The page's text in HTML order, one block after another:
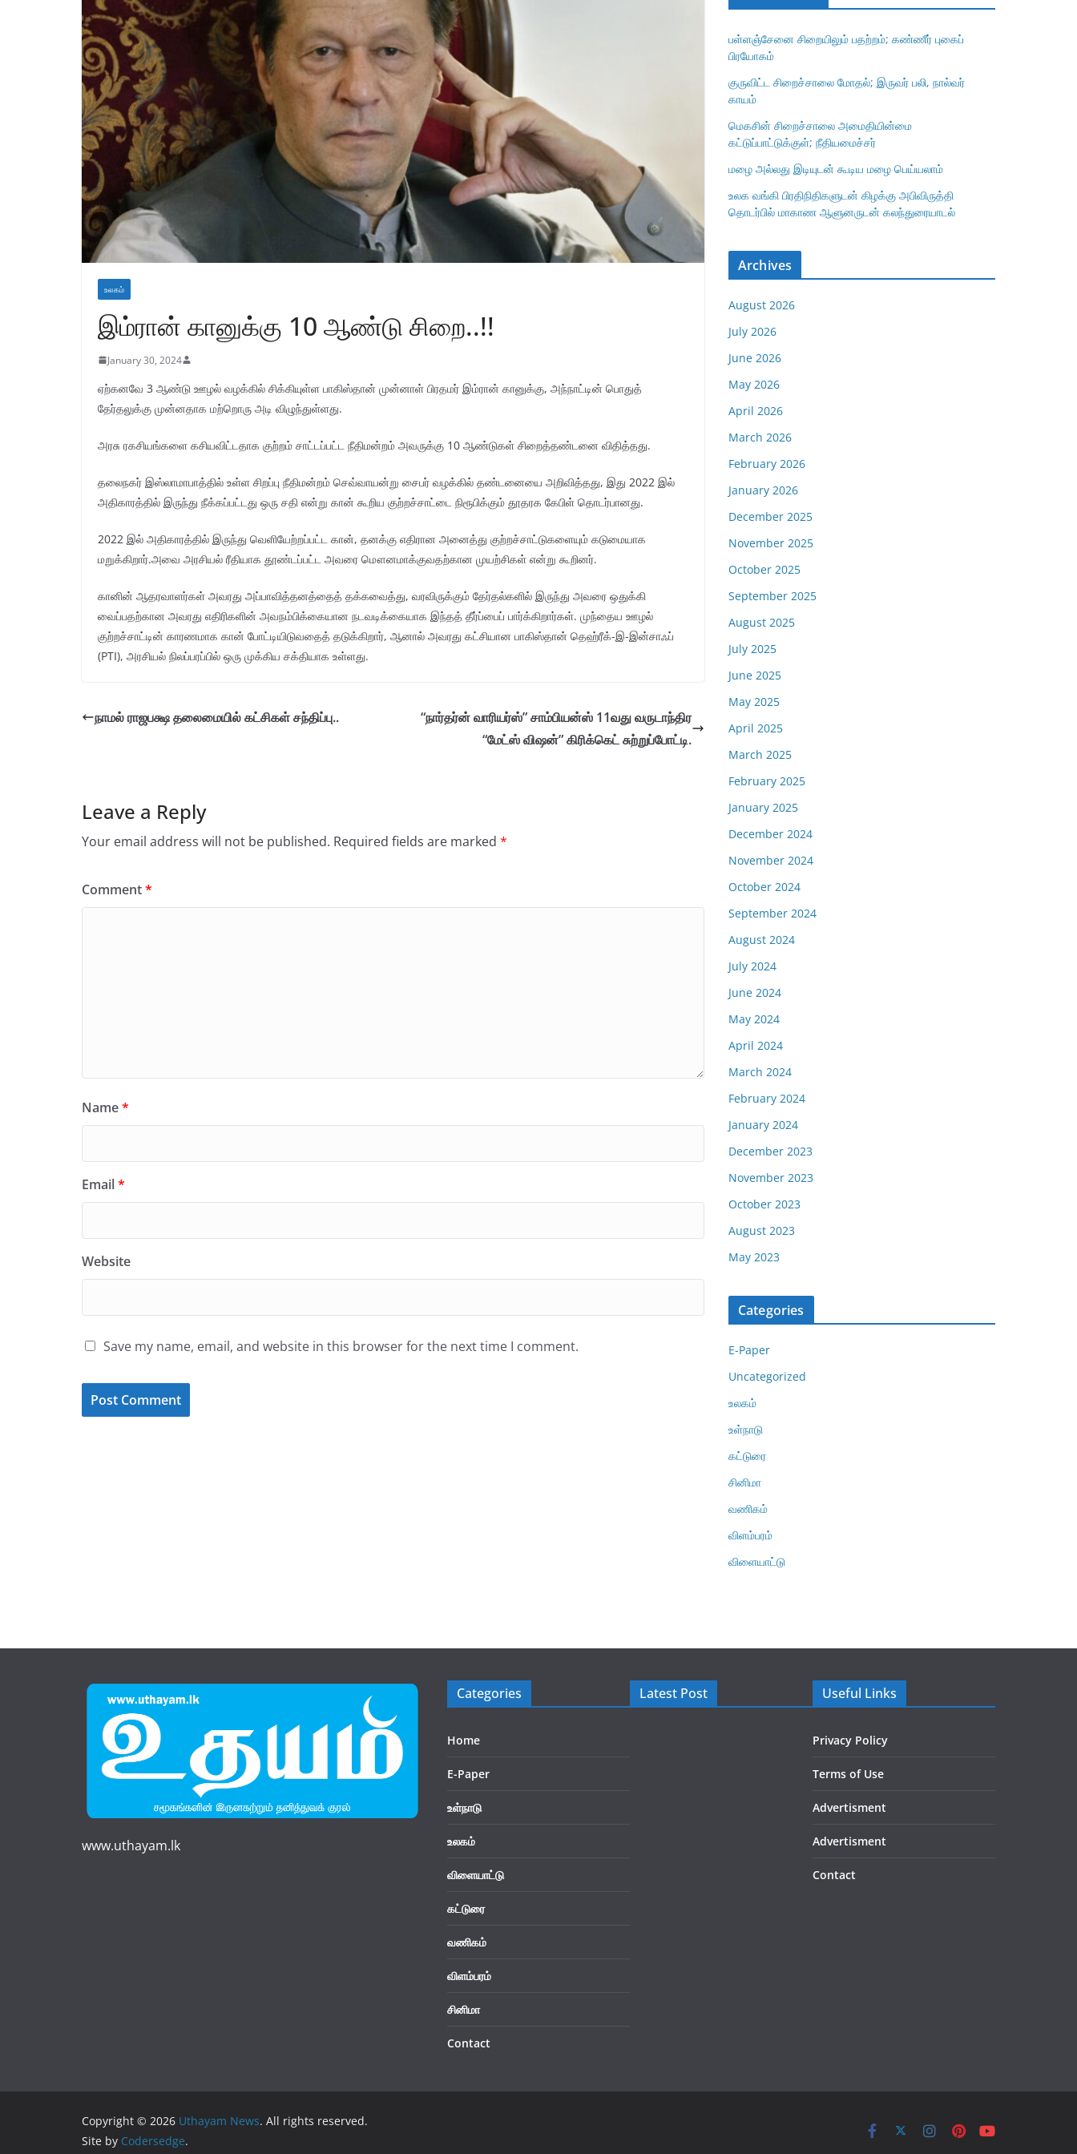
உலகம்
இம்ரான் கானுக்கு 10 ஆண்டு சிறை..!!
January 30, 2024
ஏற்கனவே 3 ஆண்டு ஊழல் வழக்கில் சிக்கியுள்ள பாகிஸ்தான் முன்னாள் பிரதமர் இம்ரான் கானுக்கு, அந்நாட்டின் பொதுத்
தேர்தலுக்கு முன்னதாக மற்றொரு அடி விழுந்துள்ளது.
அரசு ரகசியங்களை கசியவிட்டதாக குற்றம் சாட்டப்பட்ட நீதிமன்றம் அவருக்கு 10 ஆண்டுகள் சிறைத்தண்டனை விதித்தது.
தலைநகர் இஸ்லாமாபாத்தில் உள்ள சிறப்பு நீதிமன்றம் செவ்வாயன்று சைபர் வழக்கில் தண்டனையை அறிவித்தது, இது 2022 இல்
அதிகாரத்தில் இருந்து நீக்கப்பட்டது ஒரு சதி என்று கான் கூறிய குற்றச்சாட்டை நிரூபிக்கும் தூதரக கேபிள் தொடர்பானது.
2022 இல் அதிகாரத்தில் இருந்து வெளியேற்றப்பட்ட கான், தனக்கு எதிரான அனைத்து குற்றச்சாட்டுகளையும் கடுமையாக
மறுக்கிறார்.அவை அரசியல் ரீதியாக தூண்டப்பட்ட அவரை மௌனமாக்குவதற்கான முயற்சிகள் என்று கூறினர்.
கானின் ஆதரவாளர்கள் அவரது அப்பாவித்தனத்தைத் தக்கவைத்து, வரவிருக்கும் தேர்தல்களில் இருந்து அவரை ஒதுக்கி
வைப்பதற்கான அவரது எதிரிகளின் அவநம்பிக்கையான நடவடிக்கையாக இந்தத் தீர்ப்பைப் பார்க்கிறார்கள். முந்தைய ஊழல்
குற்றச்சாட்டின் காரணமாக கான் போட்டியிடுவதைத் தடுக்கிறார், ஆனால் அவரது கட்சியான பாகிஸ்தான் தெஹ்ரீக்-இ-இன்சாஃப்
(PTI), அரசியல் நிலப்பரப்பில் ஒரு முக்கிய சக்தியாக உள்ளது.
நாம‌ல் ராஜ‌ப‌க்ஷ‌ த‌லைமையில் க‌ட்சிக‌ள் ச‌ந்திப்பு..
“நார்தர்ன் வாரியர்ஸ்” சாம்பியன்ஸ் 11வது வருடாந்திர
“மேட்ஸ் விஷன்” கிரிக்கெட் சுற்றுப்போட்டி.
Leave a Reply
Your email address will not be published. Required fields are marked *
Comment*
Name*
Email*
Website
Save my name, email, and website in this browser for the next time I comment.
பள்ளஞ்சேனை சிறையிலும் பதற்றம்; கண்ணீர் புகைப்
பிரயோகம்
குருவிட்ட சிறைச்சாலை மோதல்; இருவர் பலி, நால்வர்
காயம்
மெகசின் சிறைச்சாலை அமைதியின்மை
கட்டுப்பாட்டுக்குள்; நீதியமைச்சர்
மழை அல்லது இடியுடன் கூடிய மழை பெய்யலாம்
உலக வங்கி பிரதிநிதிகளுடன் கிழக்கு அபிவிருத்தி
தொடர்பில் மாகாண ஆளுனருடன் கலந்துரையாடல்
Archives
August 2026
July 2026
June 2026
May 2026
April 2026
March 2026
February 2026
January 2026
December 2025
November 2025
October 2025
September 2025
August 2025
July 2025
June 2025
May 2025
April 2025
March 2025
February 2025
January 2025
December 2024
November 2024
October 2024
September 2024
August 2024
July 2024
June 2024
May 2024
April 2024
March 2024
February 2024
January 2024
December 2023
November 2023
October 2023
August 2023
May 2023
Categories
E-Paper
Uncategorized
உலகம்
உள்நாடு
கட்டுரை
சினிமா
வணிகம்
விளம்பரம்
விளையாட்டு
www.uthayam.lk
Categories
Home
E-Paper
உள்நாடு
உலகம்
விளையாட்டு
கட்டுரை
வணிகம்
விளம்பரம்
சினிமா
Contact
Latest Post Useful Links
Privacy Policy
Terms of Use
Advertisment
Advertisment
Contact
Copyright © 2026 Uthayam News. All rights reserved.
Site by Codersedge.